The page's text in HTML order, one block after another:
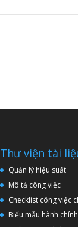
Thư viện tài
Quản lý hiệu suất
Mô tả công việc
Checklist công việc
Biểu mẫu hành